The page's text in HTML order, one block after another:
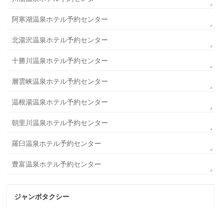
阿寒湖温泉ホテル予約センター
北湯沢温泉ホテル予約センター
十勝川温泉ホテル予約センター
層雲峡温泉ホテル予約センター
温根湯温泉ホテル予約センター
朝里川温泉ホテル予約センター
羅臼温泉ホテル予約センター
豊富温泉ホテル予約センター
ジャンボタクシー